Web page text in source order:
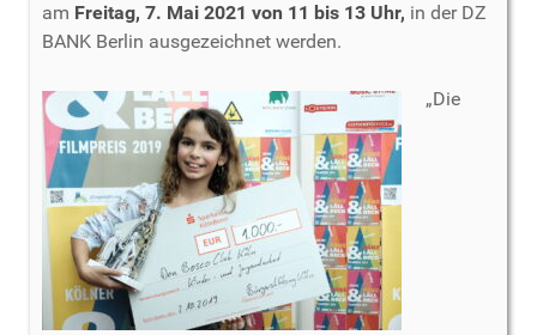
am Freitag, 7. Mai 2021 von 11 bis 13 Uhr, in der DZ
BANK Berlin ausgezeichnet werden.
„Die